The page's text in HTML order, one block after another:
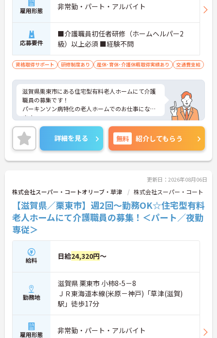
雇用形態 非常勤・パート・アルバイト
応募要件
■介護職員初任者研修（ホームヘルパー2
級）以上必須 ■経験不問
資格取得サポート 研修制度あり 産休･育休･介護休暇取得実績あり 交通費支給
滋賀県栗東市にある住宅型有料老人ホームにて介護
職員の募集です！
パーキンソン病特化の老人ホームでのお仕事になり
ます。
週3日～勤務が可能なので、ご自身のライフスタイ
ルに合わせて働くことができます◎
ご興味のある方には、面接対策ポイントなど、さら
に詳細をお話しいたしますのでお気軽にご相談くだ
さい！
詳細を見る 無料 紹介してもらう
更新日：2026年08月06日
株式会社スーパー・コートオリーブ・草津 株式会社スーパー・コート
【滋賀県／栗東市】週2回～勤務OK☆住宅型有料
老人ホームにて介護職員の募集！＜パート／夜勤
専従＞
給料 日給24,320円～
勤務地
滋賀県 栗東市 小柿8-5－8
ＪＲ東海道本線(米原－神戸)「草津(滋賀)
駅」徒歩17分
雇用形態 非常勤・パート・アルバイト